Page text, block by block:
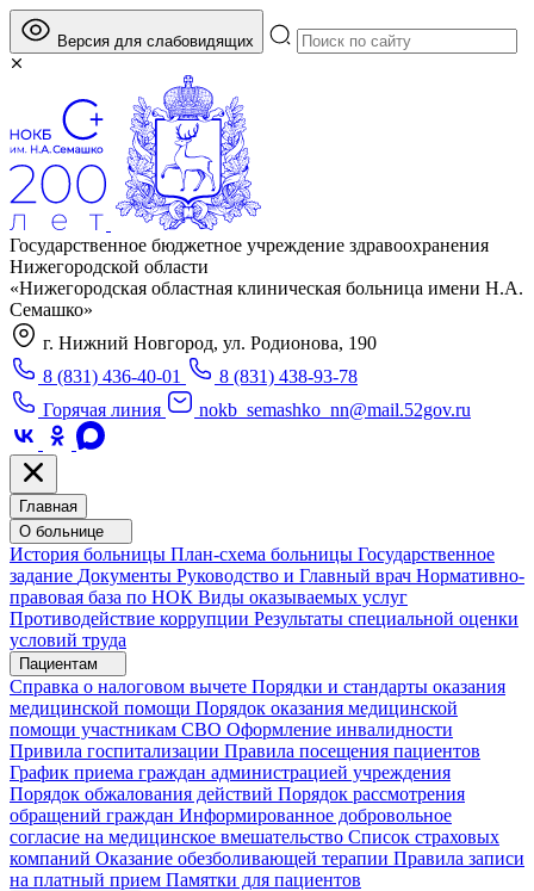
Версия для слабовидящих
Государственное бюджетное учреждение здравоохранения
Нижегородской области
«Нижегородская областная клиническая больница имени Н.А.
Семашко»
г. Нижний Новгород, ул. Родионова, 190
8 (831) 436-40-01
8 (831) 438-93-78
Горячая линия
nokb_semashko_nn@mail.52gov.ru
Главная
О больнице
История больницы План-схема больницы Государственное
задание Документы Руководство и Главный врач Нормативно-
правовая база по НОК Виды оказываемых услуг
Противодействие коррупции Результаты специальной оценки
условий труда
Пациентам
Справка о налоговом вычете Порядки и стандарты оказания
медицинской помощи Порядок оказания медицинской
помощи участникам СВО Оформление инвалидности
Привила госпитализации Правила посещения пациентов
График приема граждан администрацией учреждения
Порядок обжалования действий Порядок рассмотрения
обращений граждан Информированное добровольное
согласие на медицинское вмешательство Список страховых
компаний Оказание обезболивающей терапии Правила записи
на платный прием Памятки для пациентов